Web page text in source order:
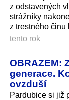
z odstavených
strážníky
z trestného činu
tento rok
OBRAZEM:
generace.
ovzduší
Pardubice si již